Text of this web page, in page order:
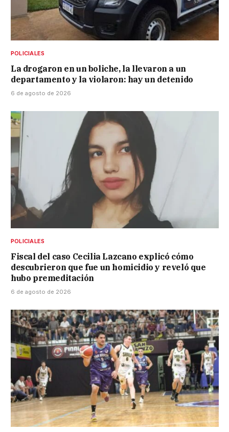
POLICIALES
La drogaron en un boliche, la llevaron a un
departamento y la violaron: hay un detenido
6 de agosto de 2026
POLICIALES
Fiscal del caso Cecilia Lazcano explicó cómo
descubrieron que fue un homicidio y reveló que
hubo premeditación
6 de agosto de 2026